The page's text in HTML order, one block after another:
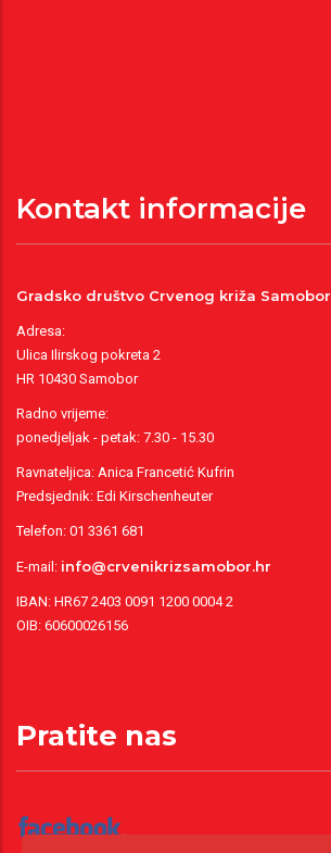
Kontakt informacije
Gradsko društvo Crvenog križa Samobor
Adresa:
Ulica Ilirskog pokreta 2
HR 10430 Samobor
Radno vrijeme:
ponedjeljak - petak: 7.30 - 15.30
Ravnateljica: Anica Francetić Kufrin
Predsjednik: Edi Kirschenheuter
Telefon: 01 3361 681
E-mail: info@crvenikrizsamobor.hr
IBAN: HR67 2403 0091 1200 0004 2
OIB: 60600026156
Pratite nas